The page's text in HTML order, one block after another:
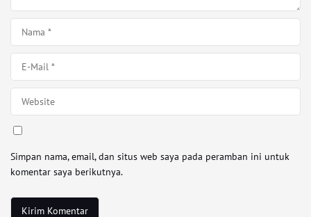
Simpan nama, email, dan situs web saya pada peramban ini untuk
komentar saya berikutnya.